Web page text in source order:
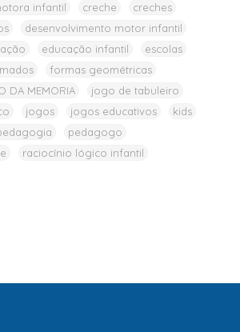
infantil
creche
creches
desenvolvimento motor infantil
educação infantil
escolas
formas geométricas
DA MEMORIA
jogo de tabuleiro
jogos jogos educativos
kids
pedagogo
raciocínio lógico infantil